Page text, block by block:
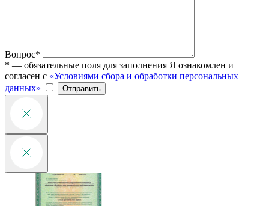
Вопрос*
* — обязательные поля для заполнения Я ознакомлен и
согласен с «Условиями сбора и обработки персональных
данных»
Отправить